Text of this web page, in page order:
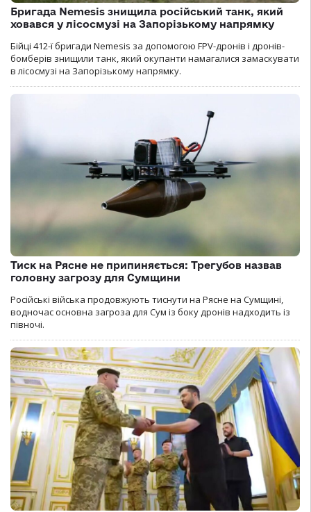
Бригада Nemesis знищила російський танк, який
ховався у лісосмузі на Запорізькому напрямку
Бійці 412-ї бригади Nemesis за допомогою FPV-дронів і дронів-
бомберів знищили танк, який окупанти намагалися замаскувати
в лісосмузі на Запорізькому напрямку.
Тиск на Рясне не припиняється: Трегубов назвав
головну загрозу для Сумщини
Російські війська продовжують тиснути на Рясне на Сумщині,
водночас основна загроза для Сум із боку дронів надходить із
півночі.